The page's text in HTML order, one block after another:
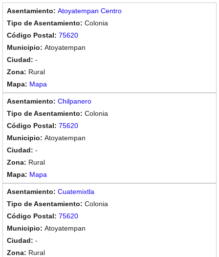
Atoyatempan Centro
Colonia
75620
Atoyatempan
-
Rural
Mapa
Chilpanero
Colonia
75620
Atoyatempan
-
Rural
Mapa
Cuatemixtla
Colonia
75620
Atoyatempan
-
Rural